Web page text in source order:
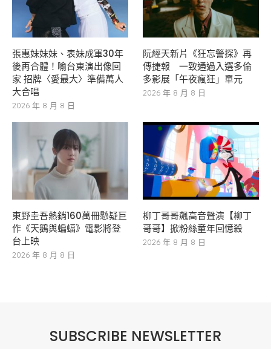
張惠妹妹妹、表妹成軍30年
後再合體！喻台東演出像回
家 招牌〈愛最大〉準備萬人
大合唱
2026 年 8 月 8 日
阮經天新片《狂忘警探》再
傳捷報 一致通過入選多倫
多影展「午夜瘋狂」單元
2026 年 8 月 8 日
東野圭吾熱銷160萬冊懸疑巨
作《天鵝與蝙蝠》電影將登
台上映
2026 年 8 月 8 日
柳丁哥哥飆高音聲演【柳丁
哥哥】掀粉絲童年回憶殺
2026 年 8 月 8 日
SUBSCRIBE NEWSLETTER